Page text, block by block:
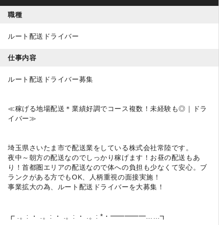
職種
ルート配送ドライバー
仕事内容
ルート配送ドライバー募集
≪稼げる地場配送＊業績好調でコース複数！未経験も◎｜ドラ
イバー≫
埼玉県さいたま市で配送業をしている株式会社常陸です。
夜中～朝方の配送なのでしっかり稼げます！お昼の配送もあ
り！首都圏エリアの配送なので体への負担も少なくて安心。ブ
ランクがある方でもOK、人柄重視の面接実施！
事業拡大の為、ルート配送ドライバーを大募集！
┏ .。: ・ .。: ・ .。: ・ .。: *・━━━━━……┓